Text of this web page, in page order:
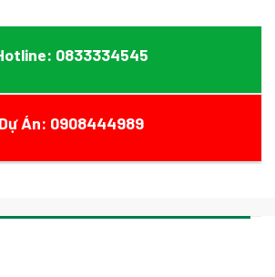
0833334545
Dự Án: 0908444989